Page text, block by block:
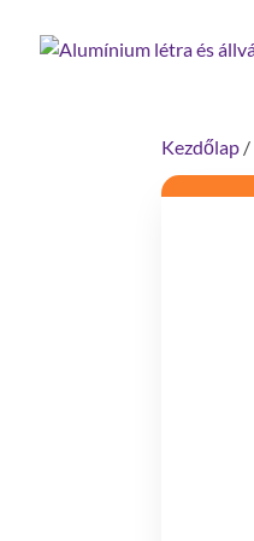
Kezdőlap /